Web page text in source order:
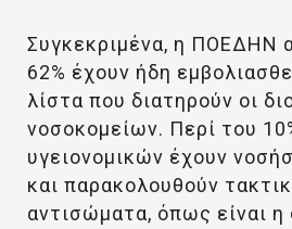
Συγκεκριμένα, η ΠΟΕΔΗΝ
62% έχουν ήδη
λίστα που διατηρούν οι
νοσοκομείων. Περί του
υγειονομικών έχουν
και παρακολουθούν
αντισώματα, όπως είναι η